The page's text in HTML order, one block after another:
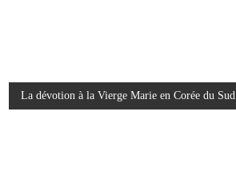
La dévotion à la Vierge Marie en Corée du Sud